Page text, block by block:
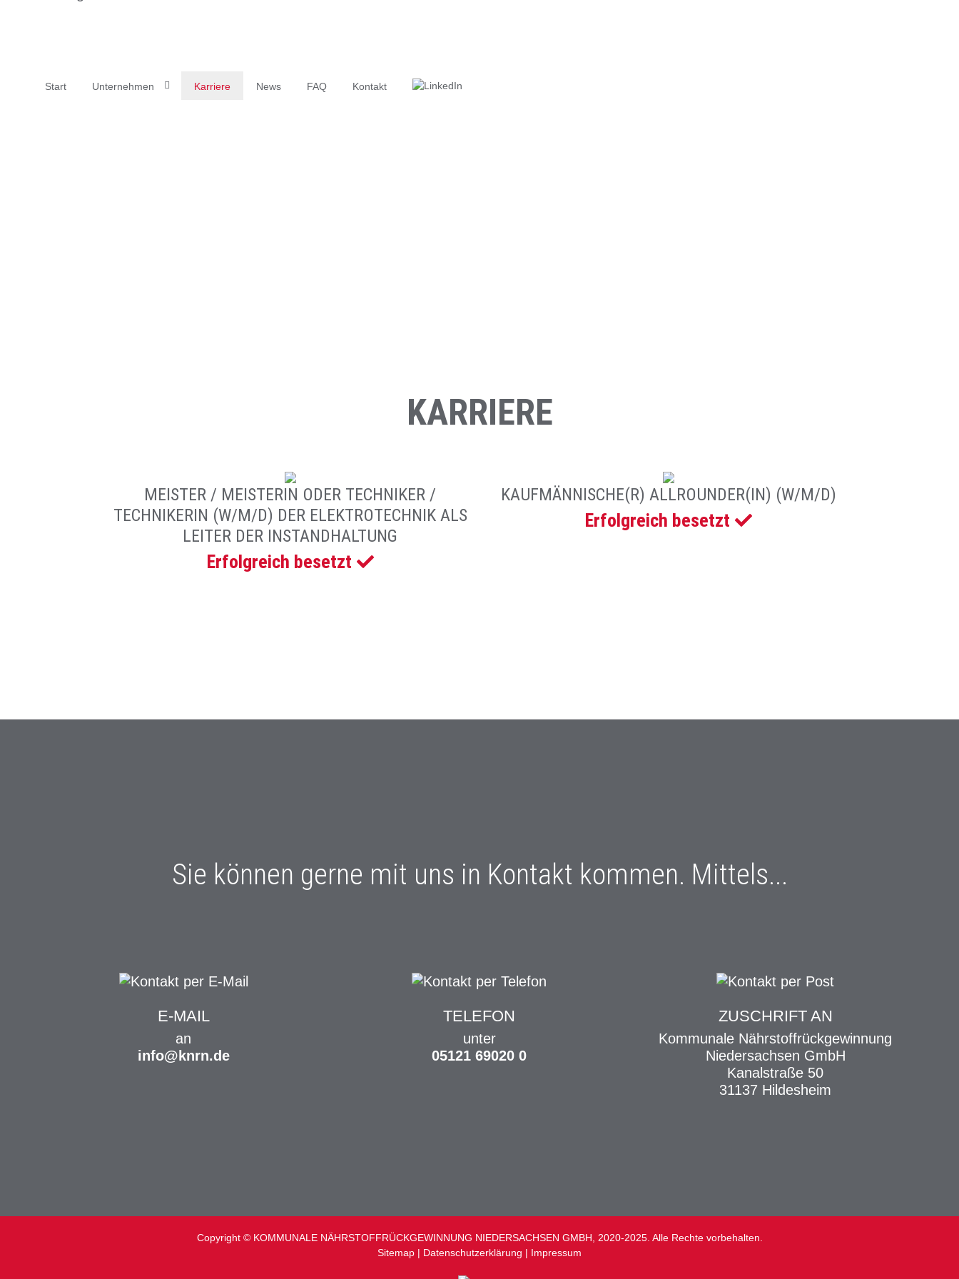
Start Unternehmen Karriere News FAQ Kontakt
KARRIERE
MEISTER / MEISTERIN ODER TECHNIKER /
TECHNIKERIN (W/M/D) DER ELEKTROTECHNIK ALS
LEITER DER INSTANDHALTUNG
Erfolgreich besetzt
KAUFMÄNNISCHE(R) ALLROUNDER(IN) (W/M/D)
Erfolgreich besetzt
Sie können gerne mit uns in Kontakt kommen. Mittels...
E-MAIL
an
info@knrn.de
TELEFON
unter
05121 69020 0
ZUSCHRIFT AN
Kommunale Nährstoffrückgewinnung
Niedersachsen GmbH
Kanalstraße 50
31137 Hildesheim
Copyright © KOMMUNALE NÄHRSTOFFRÜCKGEWINNUNG NIEDERSACHSEN GMBH, 2020-2025. Alle Rechte vorbehalten.
Sitemap | Datenschutzerklärung | Impressum